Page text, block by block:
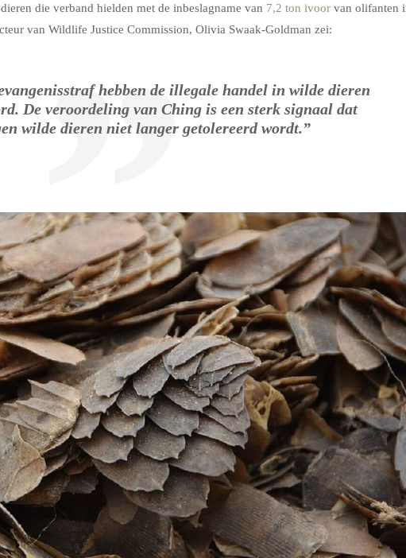
die verband hielden met de inbeslagname van 7,2 ton ivoor van olifanten
van Wildlife Justice Commission, Olivia Swaak-Goldman zei:
hebben de illegale handel in wilde dieren
De veroordeling van Ching is een sterk signaal dat
wilde dieren niet langer getolereerd wordt.”